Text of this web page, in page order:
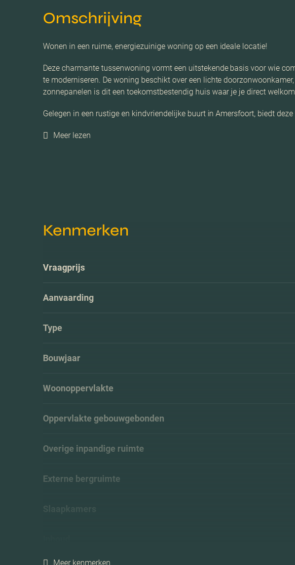
Omschrijving
Wonen in een ruime, energiezuinige woning op een ideale locatie!
Deze charmante tussenwoning vormt een uitstekende basis voor wie
te moderniseren. De woning beschikt over een lichte
zonnepanelen is dit een toekomstbestendig huis waar je je direct
Gelegen in een rustige en kindvriendelijke buurt in Amersfoort, biedt
Meer lezen
Kenmerken
Vraagprijs
Aanvaarding
Type
Bouwjaar
Woonoppervlakte
Oppervlakte gebouwgebonden
Overige inpandige ruimte
Externe bergruimte
Slaapkamers
Meer kenmerken